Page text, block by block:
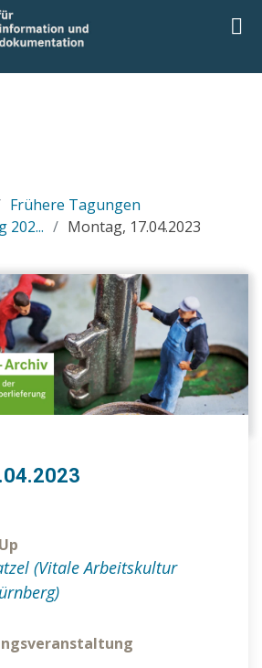
Frühere Tagungen
202...
Montag, 17.04.2023
(Vitale Arbeitskultur